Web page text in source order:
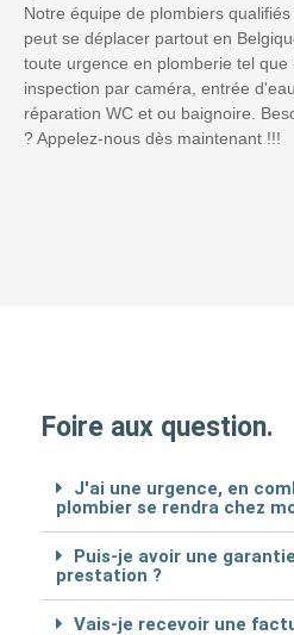
Notre équipe de plombiers
peut se déplacer partout en
toute urgence en plomberie tel
inspection par caméra, entrée
réparation WC et ou baignoire.
? Appelez-nous dès maintenant !!!
Foire aux question.
J'ai une urgence, en
plombier se rendra chez
Puis-je avoir une
prestation ?
Vais-je recevoir une